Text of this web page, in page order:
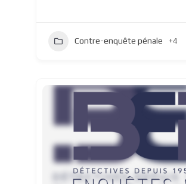
Contre-enquête pénale +4